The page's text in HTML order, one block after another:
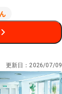
更新日： 2026/07/09